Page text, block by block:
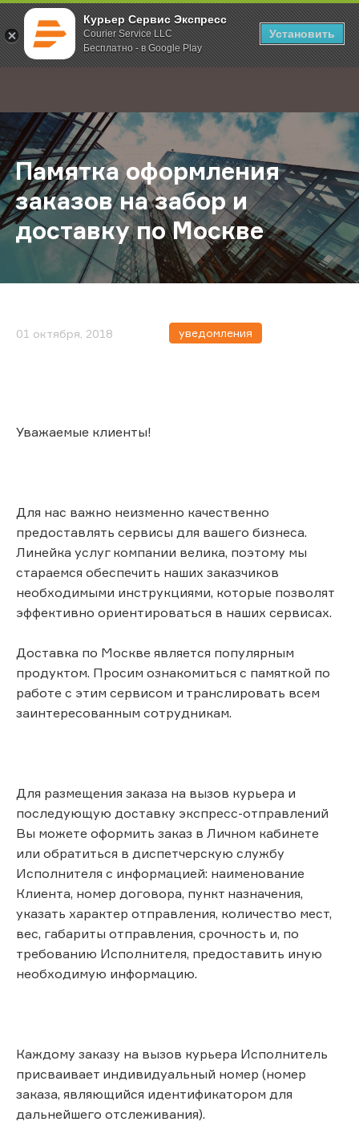
Курьер Сервис Экспресс
Courier Service LLC
Бесплатно - в Google Play
Установить
; Главная О компании Новости Памятка оформления заказов на
Памятка оформления
заказов на забор и
доставку по Москве
01 октября, 2018 уведомления
Уважаемые клиенты!
Для нас важно неизменно качественно
предоставлять сервисы для вашего бизнеса.
Линейка услуг компании велика, поэтому мы
стараемся обеспечить наших заказчиков
необходимыми инструкциями, которые позволят
эффективно ориентироваться в наших сервисах.
Доставка по Москве является популярным
продуктом. Просим ознакомиться с памяткой по
работе с этим сервисом и транслировать всем
заинтересованным сотрудникам.
Для размещения заказа на вызов курьера и
последующую доставку экспресс-отправлений
Вы можете оформить заказ в Личном кабинете
или обратиться в диспетчерскую службу
Исполнителя с информацией: наименование
Клиента, номер договора, пункт назначения,
указать характер отправления, количество мест,
вес, габариты отправления, срочность и, по
требованию Исполнителя, предоставить иную
необходимую информацию.
Каждому заказу на вызов курьера Исполнитель
присваивает индивидуальный номер (номер
заказа, являющийся идентификатором для
дальнейшего отслеживания).